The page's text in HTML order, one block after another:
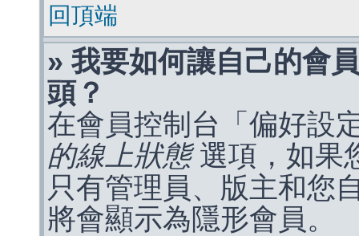
回頂端
» 我要如何讓自己的會
頭？
在會員控制台「偏好設
的線上狀態選項，如果
只有管理員、版主和您
將會顯示為隱形會員。